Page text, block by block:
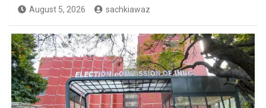
August 5, 2026 sachkiawaz